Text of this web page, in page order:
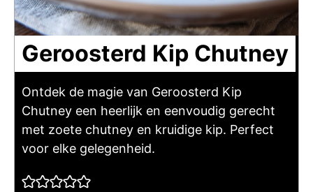
Geroosterd Kip Chutney
Ontdek de magie van Geroosterd Kip
Chutney een heerlijk en eenvoudig gerecht
met zoete chutney en kruidige kip. Perfect
voor elke gelegenheid.